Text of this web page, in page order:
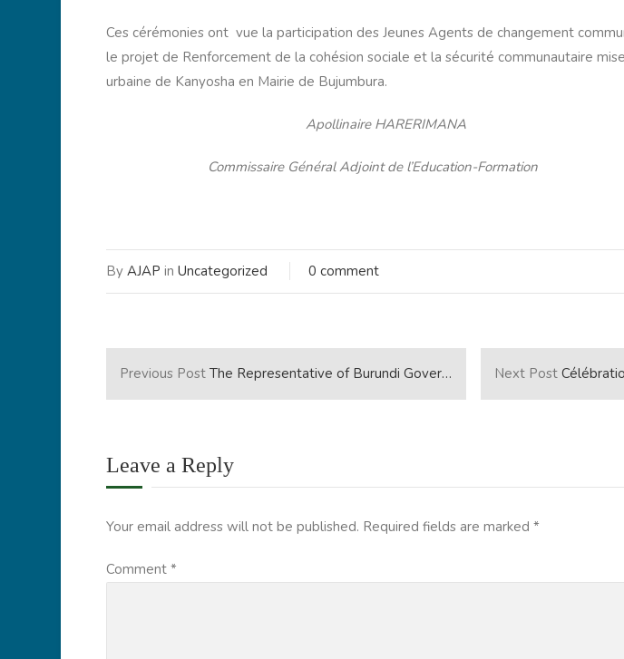
Ces cérémonies ont vue la participation des Jeunes Agents de changement
le projet de Renforcement de la cohésion sociale et la sécurité communautaire
urbaine de Kanyosha en Mairie de Bujumbura.
Apollinaire HARERIMANA
Commissaire Général Adjoint de l’Education-Formation
By AJAP in Uncategorized 0 comment
Previous Post The Representative of Burundi Government indicates that young people have a force which manifests itself in two ways; either that of building or demolishing. He calls on young people to be integrated and to love their homeland Next Post Célébration de la
Leave a Reply
Your email address will not be published. Required fields are marked *
Comment *